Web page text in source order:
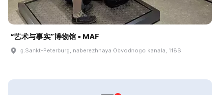
“艺术与事实”博物馆 • MAF
g.Sankt-Peterburg, naberezhnaya Obvodnogo kanala, 118S